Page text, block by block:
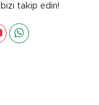
takip edin!